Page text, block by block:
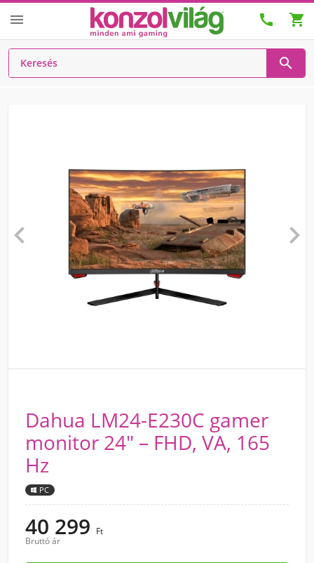
  

 
Dahua LM24-E230C gamer
monitor 24" – FHD, VA, 165
Hz
PC
40 299 Ft
Bruttó ár